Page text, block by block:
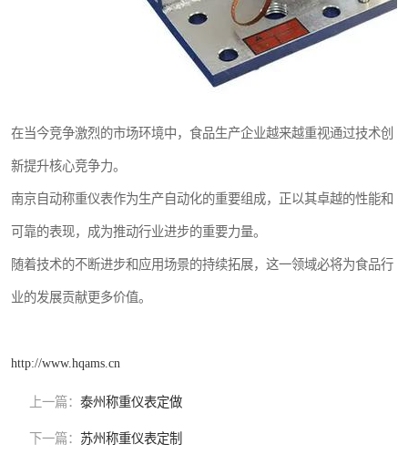
在当今竞争激烈的市场环境中，食品生产企业越来越重视通过技术创
新提升核心竞争力。
南京自动称重仪表作为生产自动化的重要组成，正以其卓越的性能和
可靠的表现，成为推动行业进步的重要力量。
随着技术的不断进步和应用场景的持续拓展，这一领域必将为食品行
业的发展贡献更多价值。
http://www.hqams.cn
上一篇： 泰州称重仪表定做
下一篇： 苏州称重仪表定制